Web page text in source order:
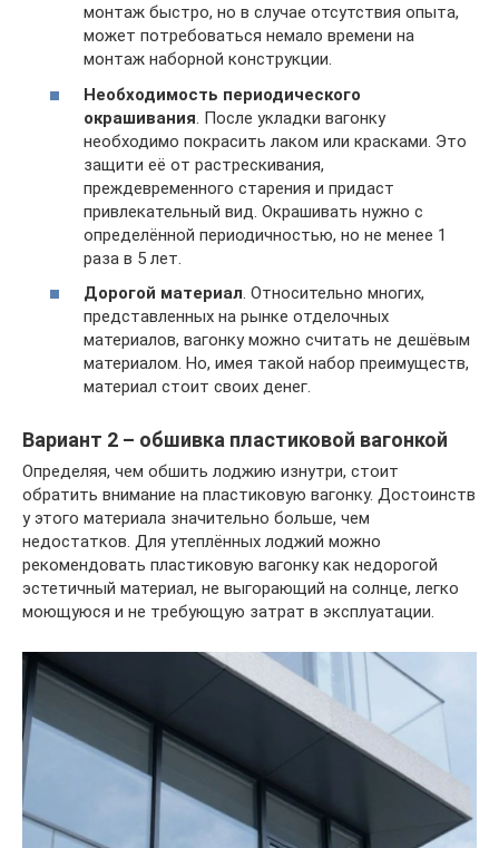
монтаж быстро, но в случае отсутствия опыта,
может потребоваться немало времени на
монтаж наборной конструкции.
Необходимость периодического
окрашивания . После укладки вагонку
необходимо покрасить лаком или красками. Это
защити её от растрескивания,
преждевременного старения и придаст
привлекательный вид. Окрашивать нужно с
определённой периодичностью, но не менее 1
раза в 5 лет.
Дорогой материал. Относительно многих,
представленных на рынке отделочных
материалов, вагонку можно считать не дешёвым
материалом. Но, имея такой набор преимуществ,
материал стоит своих денег.
Вариант 2 – обшивка пластиковой вагонкой
Определяя, чем обшить лоджию изнутри, стоит
обратить внимание на пластиковую вагонку. Достоинств
у этого материала значительно больше, чем
недостатков. Для утеплённых лоджий можно
рекомендовать пластиковую вагонку как недорогой
эстетичный материал, не выгорающий на солнце, легко
моющуюся и не требующую затрат в эксплуатации.